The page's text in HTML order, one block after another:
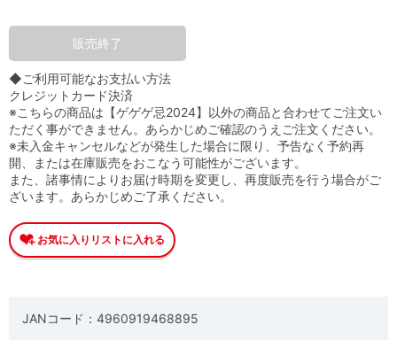
販売終了
◆ご利用可能なお支払い方法
クレジットカード決済
※こちらの商品は【ゲゲゲ忌2024】以外の商品と合わせてご注文い
ただく事ができません。あらかじめご確認のうえご注文ください。
※未入金キャンセルなどが発生した場合に限り、予告なく予約再
開、または在庫販売をおこなう可能性がございます。
また、諸事情によりお届け時期を変更し、再度販売を行う場合がご
ざいます。あらかじめご了承ください。
JANコード：4960919468895